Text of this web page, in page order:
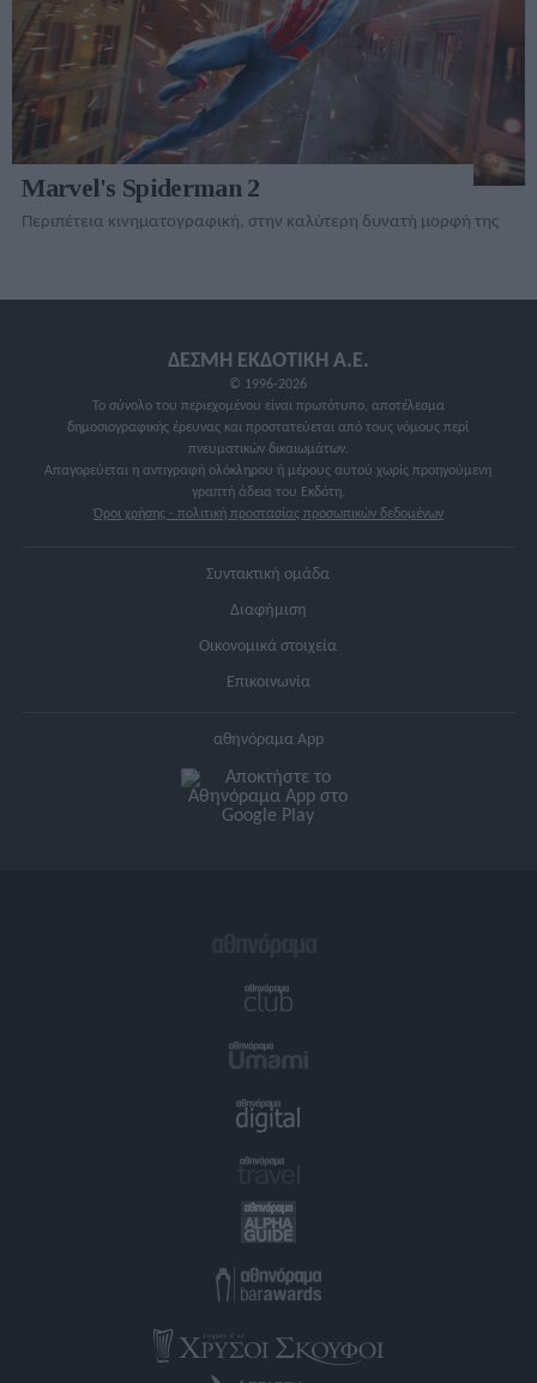
Marvel's Spiderman 2
Περιπέτεια κινηματογραφική, στην καλύτερη δυνατή μορφή της
ΔΕΣΜΗ ΕΚΔΟΤΙΚΗ A.E.
© 1996-2026
Το σύνολο του περιεχομένου είναι πρωτότυπο, αποτέλεσμα
δημοσιογραφικής έρευνας και προστατεύεται από τους νόμους περί
πνευματικών δικαιωμάτων.
Απαγορεύεται η αντιγραφή ολόκληρου ή μέρους αυτού χωρίς προηγούμενη
γραπτή άδεια του Εκδότη.
Όροι χρήσης - πολιτική προστασίας προσωπικών δεδομένων
Συντακτική ομάδα
Διαφήμιση
Οικονομικά στοιχεία
Επικοινωνία
αθηνόραμα App